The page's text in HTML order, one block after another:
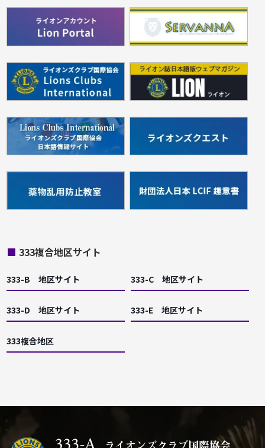
■ 333複合地区サイト
333-B 地区サイト 333-C 地区サイト
333-D 地区サイト 333-E 地区サイト
333複合地区